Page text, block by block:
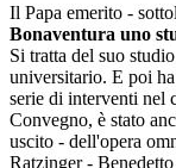
Il Papa emerito -
Bonaventura uno
Si tratta del suo
universitario. E poi
serie di interventi nel
Convegno, è stato
uscito - dell'opera
Ratzinger -